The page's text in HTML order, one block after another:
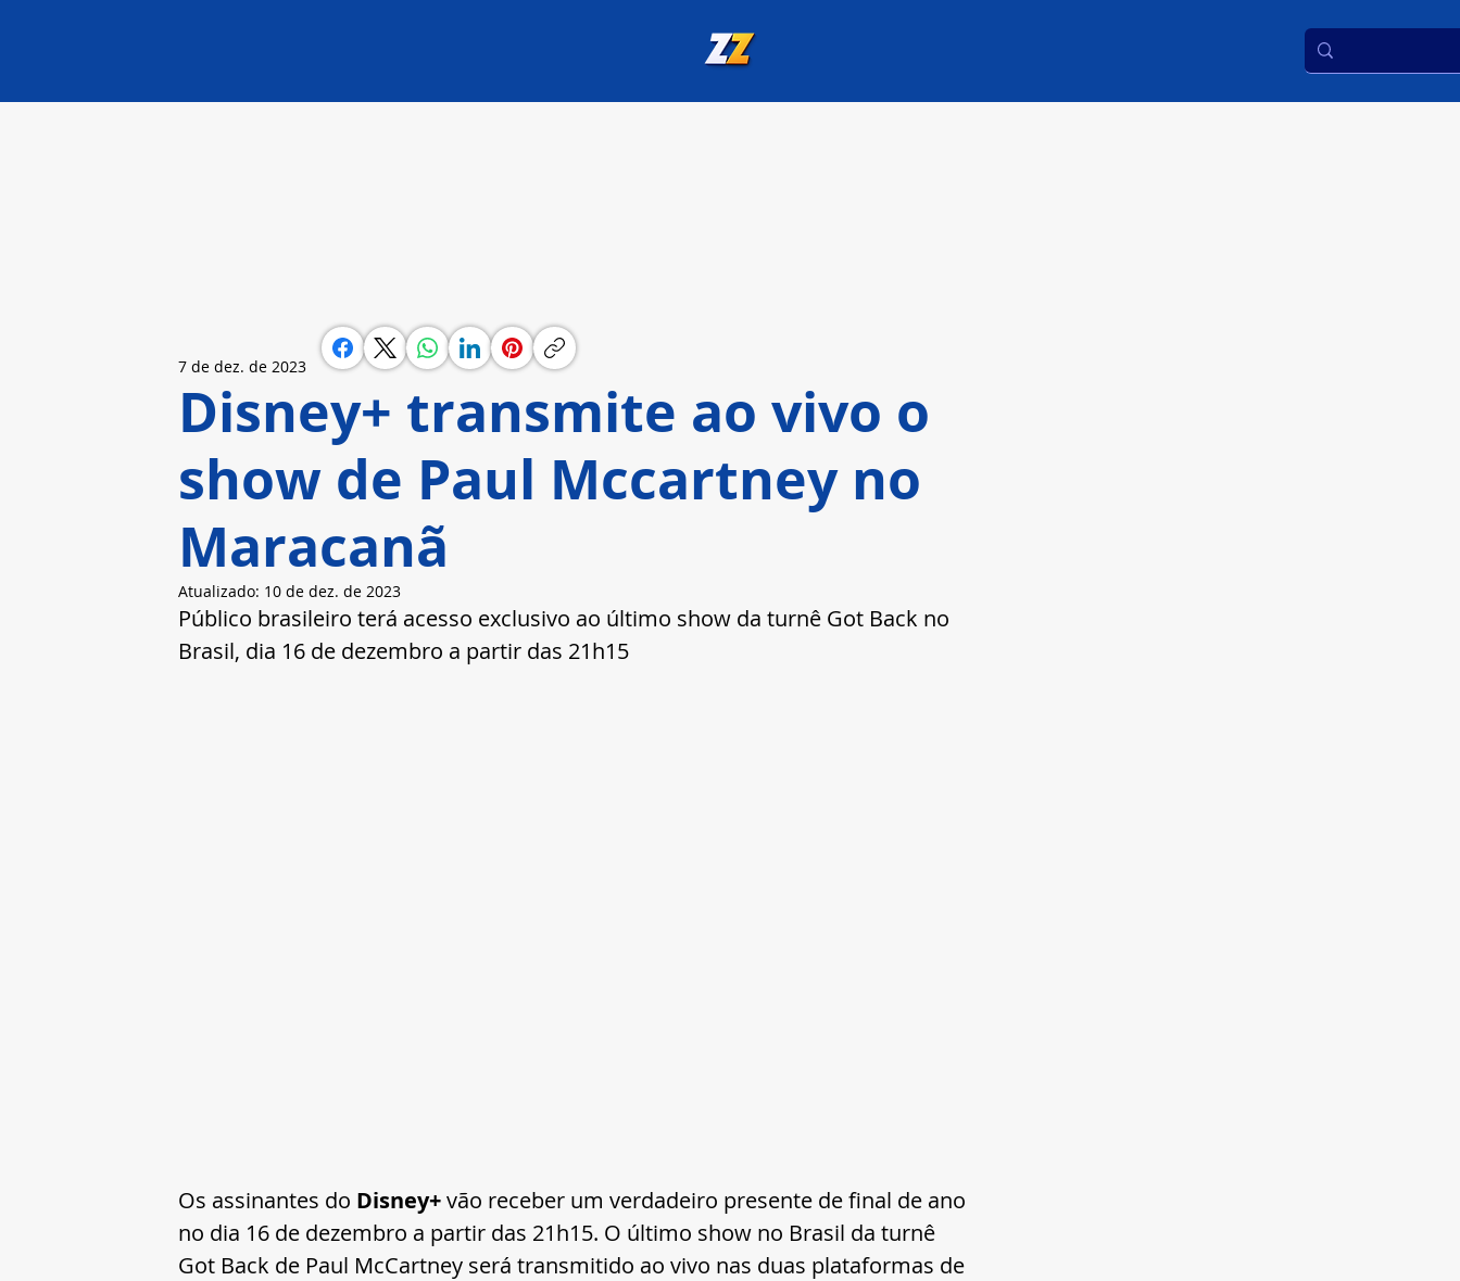
Disney+ transmite ao vivo o
show de Paul Mccartney no
Maracanã
7 de dez. de 2023
Atualizado: 10 de dez. de 2023
Público brasileiro terá acesso exclusivo ao último show da turnê Got Back no
Brasil, dia 16 de dezembro a partir das 21h15
Os assinantes do Disney+ vão receber um verdadeiro presente de final de ano
no dia 16 de dezembro a partir das 21h15. O último show no Brasil da turnê
Got Back de Paul McCartney será transmitido ao vivo nas duas plataformas de